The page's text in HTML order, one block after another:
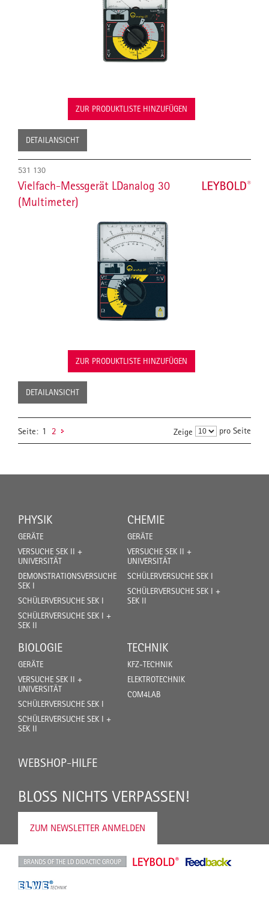
ZUR PRODUKTLISTE HINZUFÜGEN
DETAILANSICHT
531 130
Vielfach-Messgerät LDanalog 30
(Multimeter)
ZUR PRODUKTLISTE HINZUFÜGEN
DETAILANSICHT
Seite: 1 2 Zeige pro Seite
PHYSIK
GERÄTE
VERSUCHE SEK II +
UNIVERSITÄT
DEMONSTRATIONSVERSUCHE
SEK I
SCHÜLERVERSUCHE SEK I
SCHÜLERVERSUCHE SEK I +
SEK II
CHEMIE
GERÄTE
VERSUCHE SEK II +
UNIVERSITÄT
SCHÜLERVERSUCHE SEK I
SCHÜLERVERSUCHE SEK I +
SEK II
BIOLOGIE
GERÄTE
VERSUCHE SEK II +
UNIVERSITÄT
SCHÜLERVERSUCHE SEK I
SCHÜLERVERSUCHE SEK I +
SEK II
TECHNIK
KFZ-TECHNIK
ELEKTROTECHNIK
COM4LAB
WEBSHOP-HILFE
BLOSS NICHTS VERPASSEN!
ZUM NEWSLETTER ANMELDEN